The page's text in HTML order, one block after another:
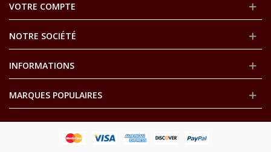
VOTRE COMPTE
NOTRE SOCIÉTÉ
INFORMATIONS
MARQUES POPULAIRES